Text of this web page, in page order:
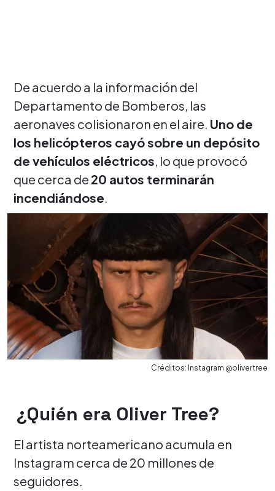
De acuerdo a la información del
Departamento de Bomberos, las
aeronaves colisionaron en el aire. Uno de
los helicópteros cayó sobre un depósito
de vehículos eléctricos, lo que provocó
que cerca de 20 autos terminarán
incendiándose.
Créditos: Instagram @olivertree
¿Quién era Oliver Tree?
El artista norteamericano acumula en
Instagram cerca de 20 millones de
seguidores.